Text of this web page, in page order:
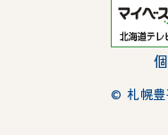
© 札幌豊